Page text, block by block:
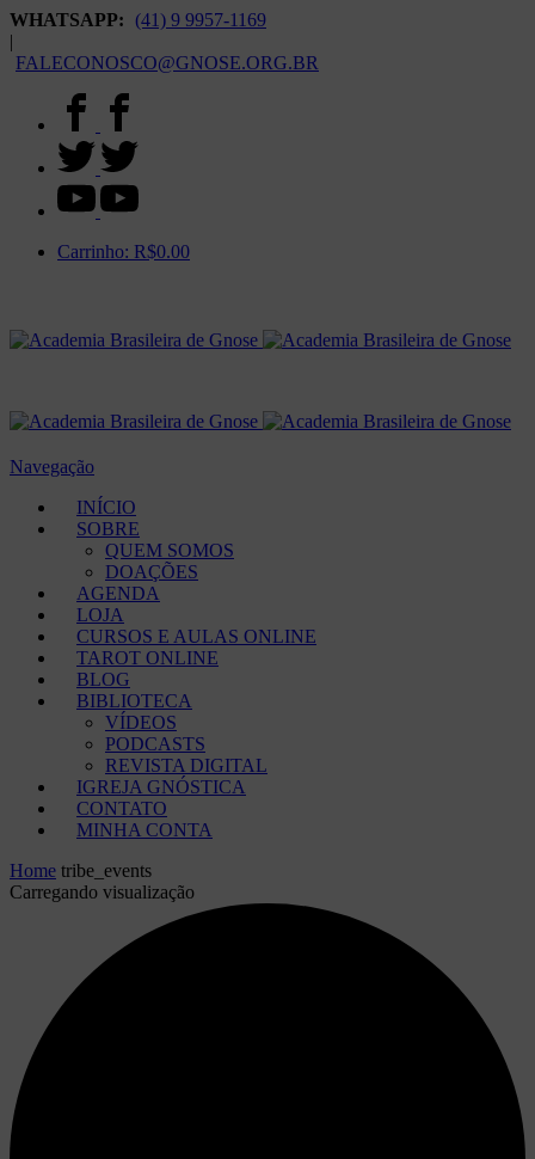
WHATSAPP:
(41) 9 9957-1169
|
FALECONOSCO@GNOSE.ORG.BR
Carrinho: R$0.00
Navegação
INÍCIO
SOBRE
QUEM SOMOS
DOAÇÕES
AGENDA
LOJA
CURSOS E AULAS ONLINE
TAROT ONLINE
BLOG
BIBLIOTECA
VÍDEOS
PODCASTS
REVISTA DIGITAL
IGREJA GNÓSTICA
CONTATO
MINHA CONTA
Home tribe_events
Carregando visualização